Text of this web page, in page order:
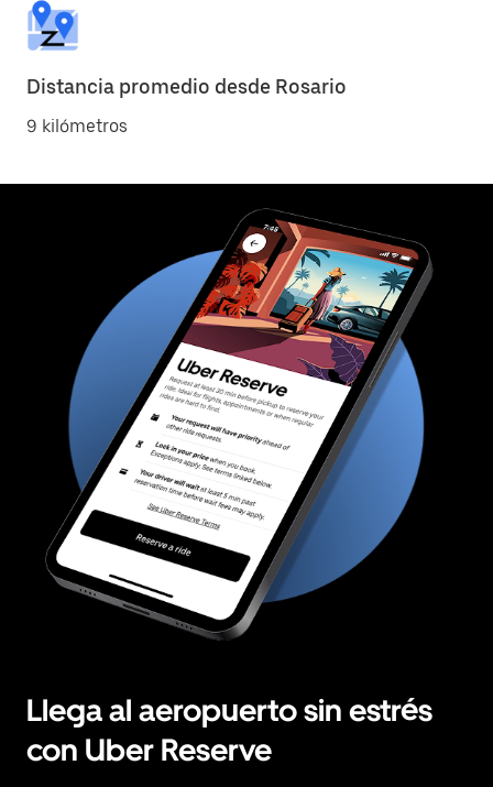
Distancia promedio desde Rosario
9 kilómetros
Llega al aeropuerto sin estrés
con Uber Reserve